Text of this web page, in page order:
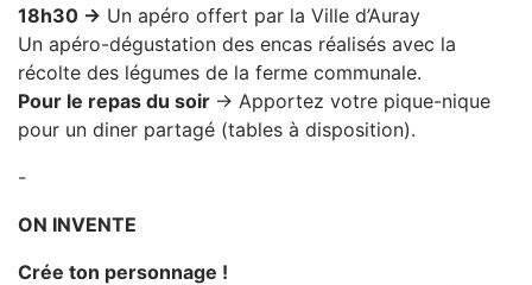
18h30 → Un apéro offert par la Ville d’Auray
Un apéro-dégustation des encas réalisés avec la
récolte des légumes de la ferme communale.
Pour le repas du soir → Apportez votre pique-nique
pour un diner partagé (tables à disposition).
-
ON INVENTE
Crée ton personnage !